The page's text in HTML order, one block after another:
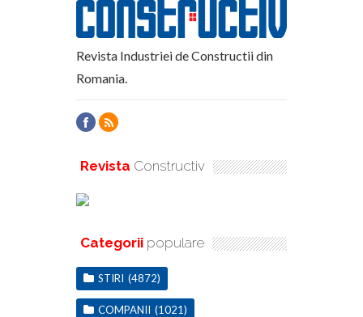
Revista Industriei de Constructii din
Romania.
Revista Constructiv
Categorii populare
STIRI (4872)
COMPANII (1021)